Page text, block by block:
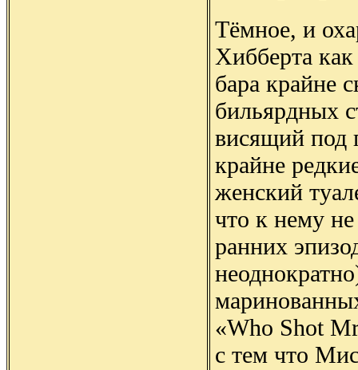
Тёмное, и
Хибберта
бара крайне
бильярдных
висящий под
крайне
женский
что к нему
ранних
«Who Shot
с тем что